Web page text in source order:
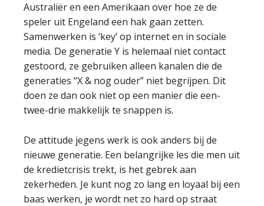
Australiër en een Amerikaan over hoe ze de
speler uit Engeland een hak gaan zetten.
Samenwerken is ‘key’ op internet en in sociale
media. De generatie Y is helemaal niet contact
gestoord, ze gebruiken alleen kanalen die de
generaties “X & nog ouder” niet begrijpen. Dit
doen ze dan ook niet op een manier die een-
twee-drie makkelijk te snappen is.
De attitude jegens werk is ook anders bij de
nieuwe generatie. Een belangrijke les die men uit
de kredietcrisis trekt, is het gebrek aan
zekerheden. Je kunt nog zo lang en loyaal bij een
baas werken, je wordt net zo hard op straat